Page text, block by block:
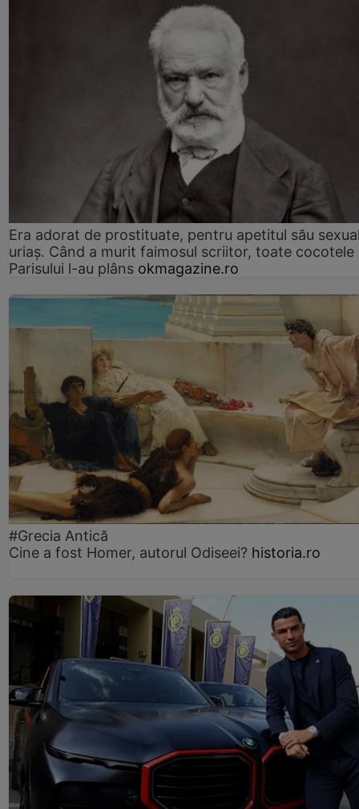
Era adorat de prostituate, pentru apetitul său
uriaș. Când a murit faimosul scriitor, toate cocotele
Parisului l-au plâns okmagazine.ro
#Grecia Antică
Cine a fost Homer, autorul Odiseei? historia.ro